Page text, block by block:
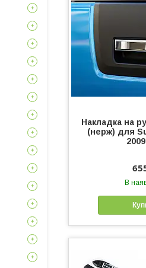
Накладка на
(нерж) для
В